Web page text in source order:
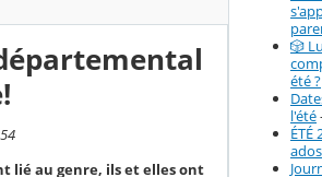
lié au genre, ils et elles ont
🎲
été ?
l'été
ÉTÉ
ados